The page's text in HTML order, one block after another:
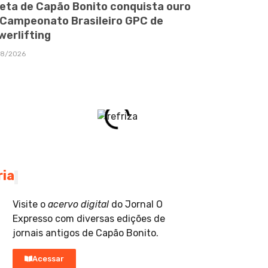
de Capão Bonito conquista ouro
Brasileiro GPC de
2026
Visite o acervo digital do Jornal O
Expresso com diversas edições de
jornais antigos de Capão Bonito.
Acessar